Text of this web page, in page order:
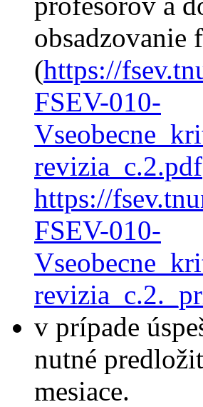
obsadzovanie
(https://
FSEV-010-
revizia_c.2.pdf
https://
FSEV-010-
v prípade
nutné
mesiace.